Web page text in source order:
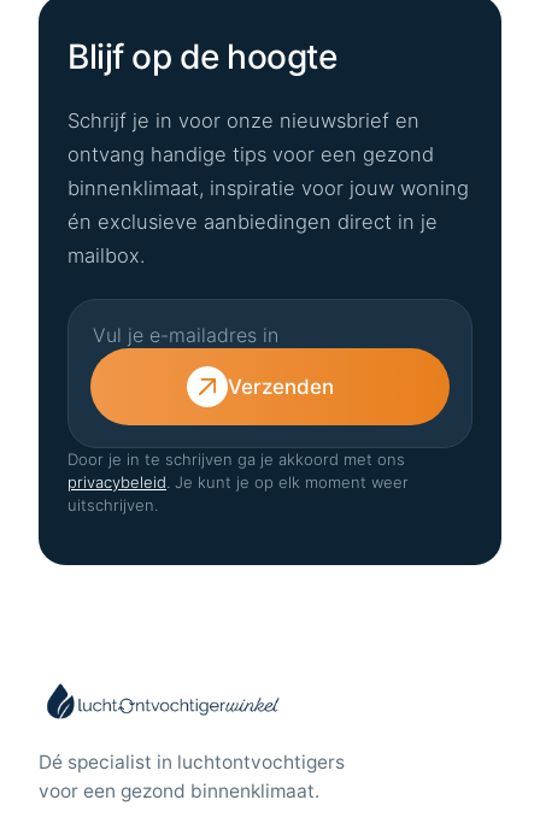
Blijf op de hoogte
Schrijf je in voor onze nieuwsbrief en
ontvang handige tips voor een gezond
binnenklimaat, inspiratie voor jouw woning
én exclusieve aanbiedingen direct in je
mailbox.
Verzenden
Door je in te schrijven ga je akkoord met ons
privacybeleid . Je kunt je op elk moment weer
uitschrijven.
Dé specialist in luchtontvochtigers
voor een gezond binnenklimaat.